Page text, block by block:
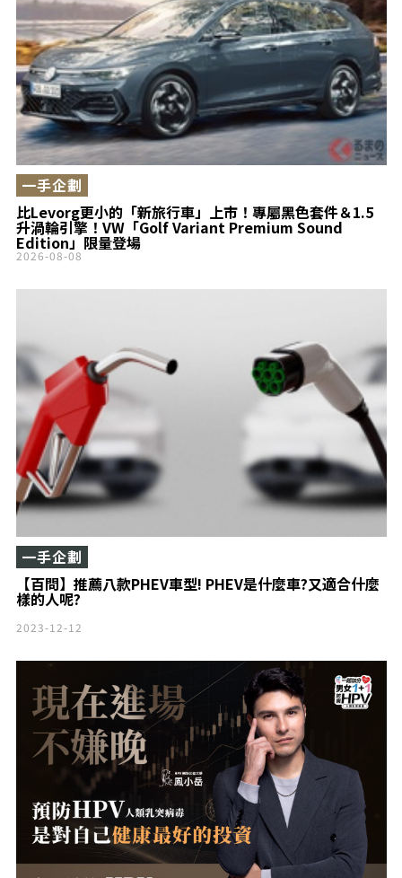
比Levorg更小的「新旅行車」上市！專屬黑色套件＆1.5
升渦輪引擎！VW「Golf Variant Premium Sound
Edition」限量登場
一手企劃
2026-08-08
【百問】推薦八款PHEV車型! PHEV是什麼車?又適合什麼
樣的人呢?
一手企劃
2023-12-12